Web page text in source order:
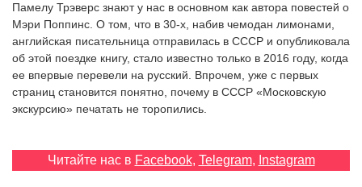
Памелу Трэверс знают у нас в основном как автора повестей о
Мэри Поппинс. О том, что в 30-х, набив чемодан лимонами,
английская писательница отправилась в СССР и опубликовала
об этой поездке книгу, стало известно только в 2016 году, когда
ее впервые перевели на русский. Впрочем, уже с первых
страниц становится понятно, почему в СССР «Московскую
экскурсию» печатать не торопились.
Читайте нас в Facebook, Telegram, Instagram